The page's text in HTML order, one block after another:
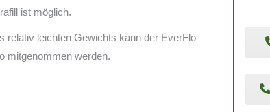
ist möglich.
relativ leichten Gewichts kann der EverFlo
mitgenommen werden.